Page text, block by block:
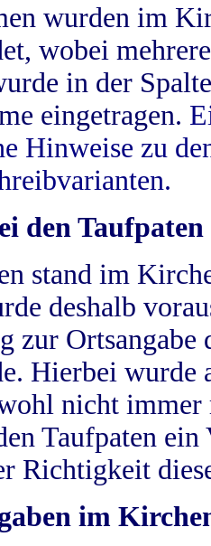
wurden im
wobei
in der
eingetragen.
Hinweise zu
den Taufpaten
stand im
deshalb
zur
Hierbei wurde
nicht
Taufpaten
Richtigkeit
im